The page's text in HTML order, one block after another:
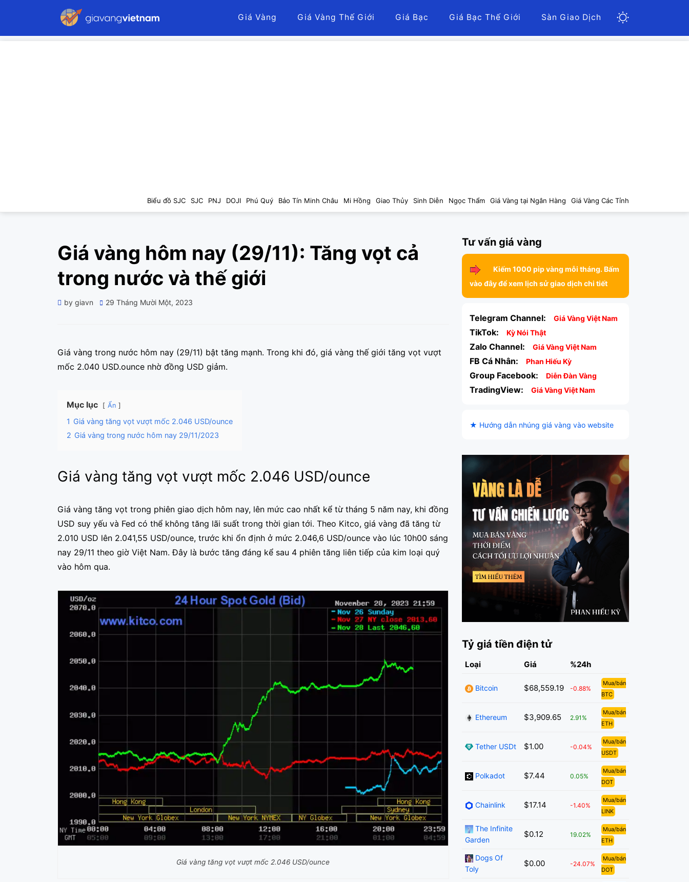
Giá Vàng Giá Vàng Thế Giới Giá Bạc Giá Bạc Thế Giới Sàn Giao Dịch
Biểu đồ SJC SJC PNJ DOJI Phú Quý Bảo Tín Minh Châu Mi Hồng Giao Thủy Sinh Diễn Ngọc Thẩm Giá Vàng tại Ngân Hàng Giá Vàng Các Tỉnh
Giá vàng hôm nay (29/11): Tăng vọt cả
trong nước và thế giới
by giavn
Posted
29 Tháng Mười Một, 2023
Giá vàng trong nước hôm nay (29/11) bật tăng mạnh. Trong khi đó, giá vàng thế giới tăng vọt vượt
mốc 2.040 USD.ounce nhờ đồng USD giảm.
Mục lục Ẩn
1 Giá vàng tăng vọt vượt mốc 2.046 USD/ounce
2 Giá vàng trong nước hôm nay 29/11/2023
Giá vàng tăng vọt vượt mốc 2.046 USD/ounce
Giá vàng tăng vọt trong phiên giao dịch hôm nay, lên mức cao nhất kể từ tháng 5 năm nay, khi đồng
USD suy yếu và Fed có thể không tăng lãi suất trong thời gian tới. Theo Kitco, giá vàng đã tăng từ
2.010 USD lên 2.041,55 USD/ounce, trước khi ổn định ở mức 2.046,6 USD/ounce vào lúc 10h00 sáng
nay 29/11 theo giờ Việt Nam. Đây là bước tăng đáng kể sau 4 phiên tăng liên tiếp của kim loại quý
vào hôm qua.
Giá vàng tăng vọt vượt mốc 2.046 USD/ounce
Tư vấn giá vàng
Kiếm 1000 pip vàng mỗi tháng. Bấm
vào đây để xem lịch sử giao dịch chi tiết
Telegram Channel: Giá Vàng Việt Nam
TikTok: Kỳ Nói Thật
Zalo Channel: Giá Vàng Việt Nam
FB Cá Nhân: Phan Hiếu Kỳ
Group Facebook: Diễn Đàn Vàng
TradingView: Giá Vàng Việt Nam
★ Hướng dẫn nhúng giá vàng vào website
Tỷ giá tiền điện tử
Loại Giá %24h
Bitcoin $68,559.19 -0.88%
Mua/bán
BTC
Ethereum $3,909.65 2.91%
Mua/bán
ETH
Tether USDt $1.00 -0.04%
Mua/bán
USDT
Polkadot $7.44 0.05%
Mua/bán
DOT
Chainlink $17.14 -1.40%
Mua/bán
LINK
The Infinite
Garden
$0.12 19.02%
Mua/bán
ETH
Dogs Of
Toly
$0.00 -24.07%
Mua/bán
DOT